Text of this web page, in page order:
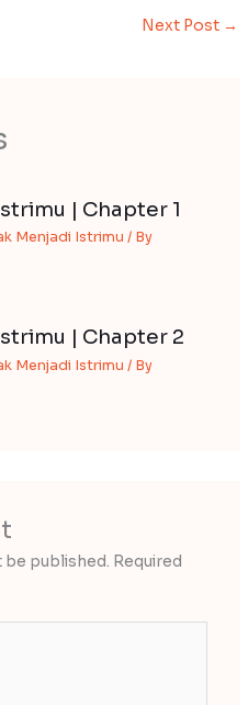
Next Post →
| Chapter 1
Menjadi Istrimu / By
| Chapter 2
Menjadi Istrimu / By
be published. Required